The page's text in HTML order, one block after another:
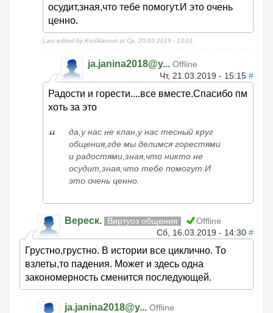
осудит,зная,что тебе помогут.И это очень
ценно.
Last edited by Kro6kaenot at Ср, 20.03.2019 - 13:01.
ja.janina2018@y... Offline
Чт, 21.03.2019 - 15:15 #
Радости и горести....все вместе.Спасибо пм
хоть за это
да,у нас не клан,у нас тесный круг
общения,где мы делимся горестями
и радостями,зная,что никто не
осудит,зная,что тебе помогут.И
это очень ценно.
Вереск. Виртуоз общения
Offline
Сб, 16.03.2019 - 14:30 #
Грустно,грустно. В истории все циклично. То
взлеты,то падения. Может и здесь одна
закономерность сменится последующей.
ja.janina2018@y... Offline